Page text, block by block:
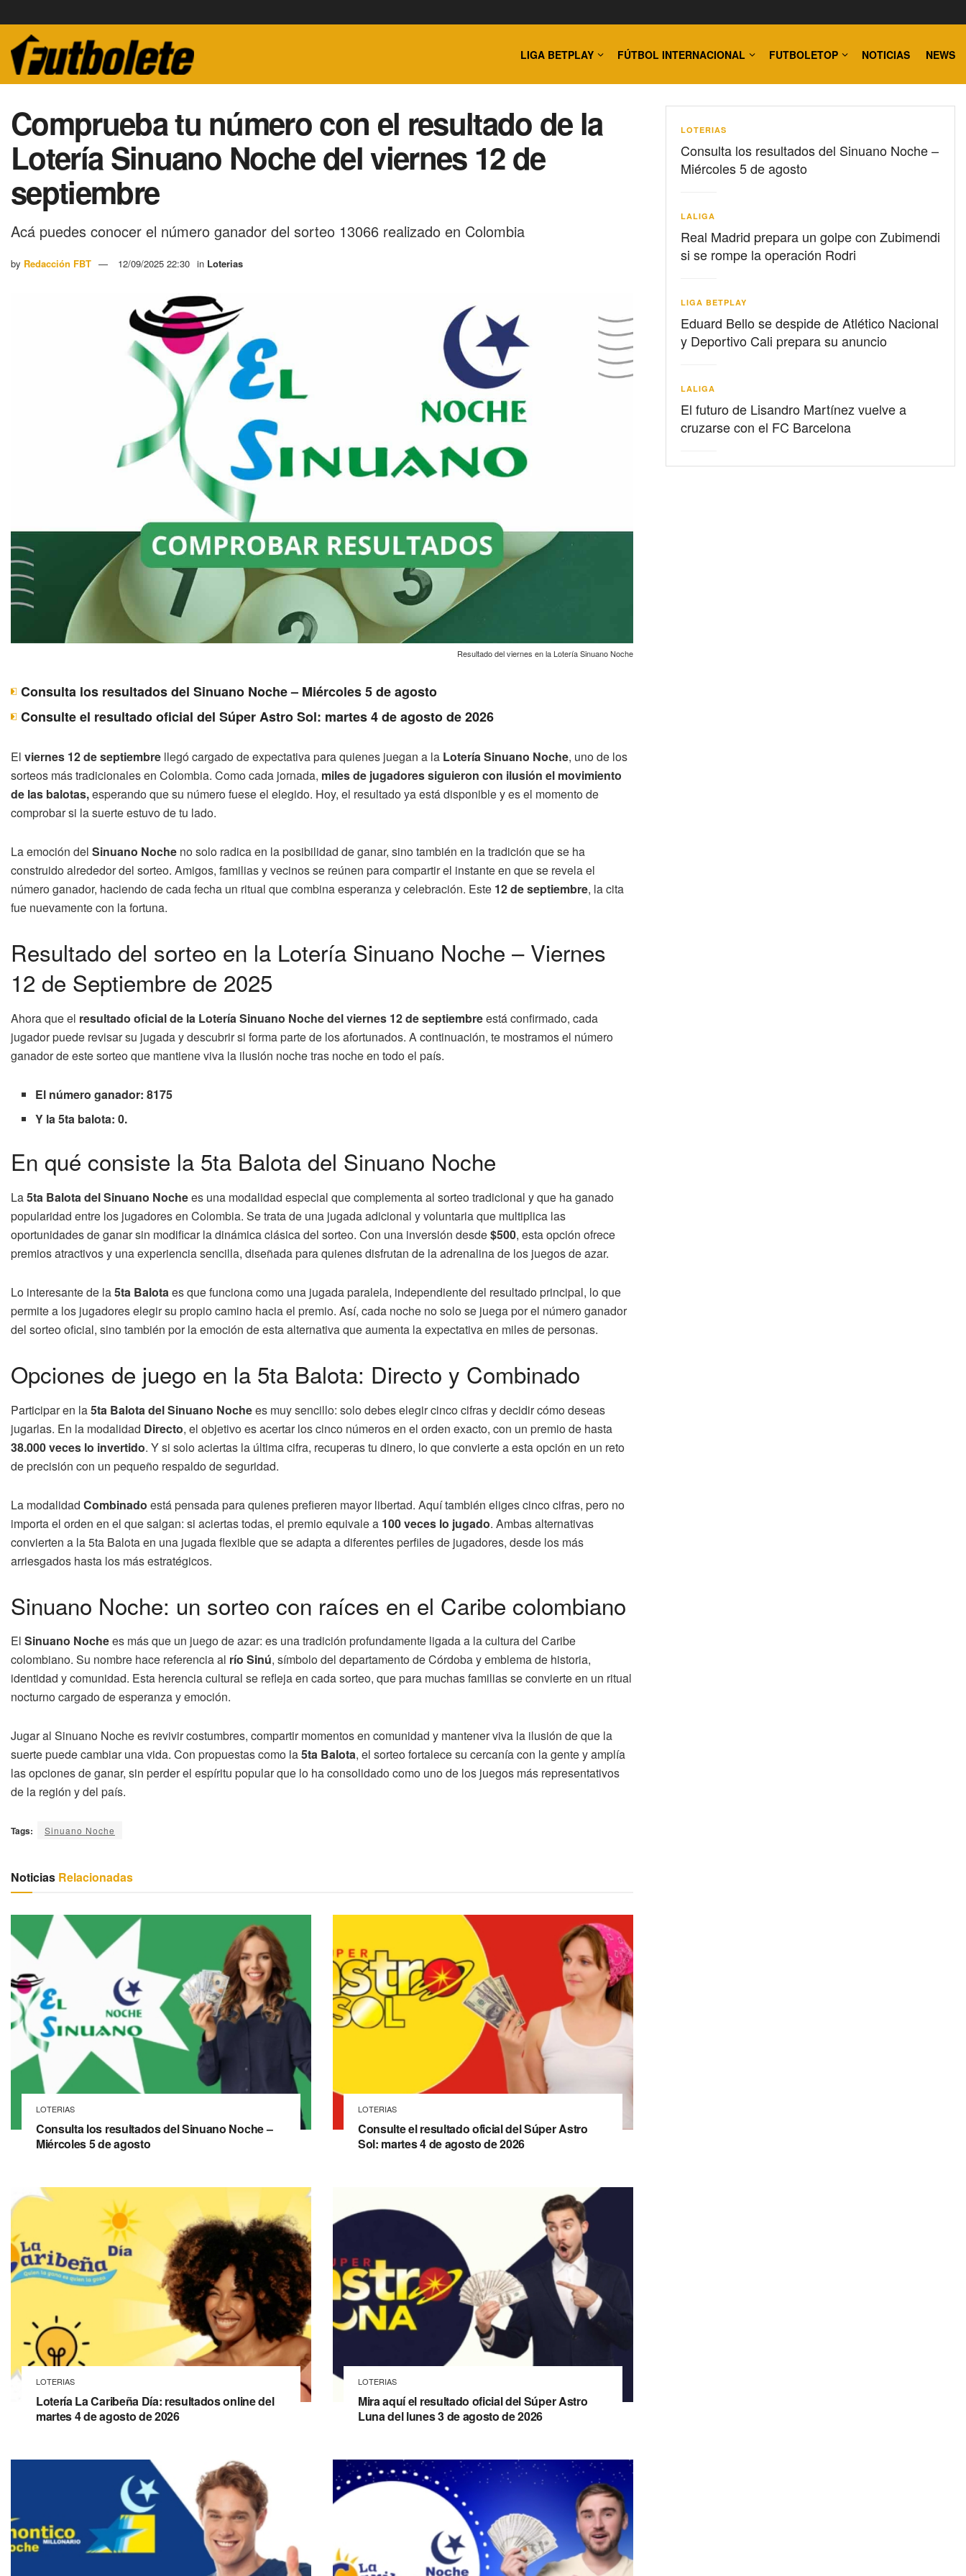
LIGA BETPLAY FÚTBOL INTERNACIONAL FUTBOLETOP NOTICIAS NEWS
Comprueba tu número con el resultado de la
Lotería Sinuano Noche del viernes 12 de
septiembre
Acá puedes conocer el número ganador del sorteo 13066 realizado en Colombia
by Redacción FBT 12/09/2025 22:30 in Loterias
Resultado del viernes en la Lotería Sinuano Noche
Consulta los resultados del Sinuano Noche – Miércoles 5 de agosto
Consulte el resultado oficial del Súper Astro Sol: martes 4 de agosto de 2026
El viernes 12 de septiembre llegó cargado de expectativa para quienes juegan a la Lotería Sinuano Noche, uno de los
sorteos más tradicionales en Colombia. Como cada jornada, miles de jugadores siguieron con ilusión el movimiento
de las balotas,esperando que su número fuese el elegido. Hoy, el resultado ya está disponible y es el momento de
comprobar si la suerte estuvo de tu lado.
La emoción del Sinuano Noche no solo radica en la posibilidad de ganar, sino también en la tradición que se ha
construido alrededor del sorteo. Amigos, familias y vecinos se reúnen para compartir el instante en que se revela el
número ganador, haciendo de cada fecha un ritual que combina esperanza y celebración. Este 12 de septiembre, la cita
fue nuevamente con la fortuna.
Resultado del sorteo en la Lotería Sinuano Noche – Viernes
12 de Septiembre de 2025
Ahora que el resultado oficial de la Lotería Sinuano Noche del viernes 12 de septiembreestá confirmado, cada
jugador puede revisar su jugada y descubrir si forma parte de los afortunados. A continuación, te mostramos el número
ganador de este sorteo que mantiene viva la ilusión noche tras noche en todo el país.
El número ganador: 8175
Y la 5ta balota: 0.
En qué consiste la 5ta Balota del Sinuano Noche
La5ta Balota del Sinuano Nochees una modalidad especial que complementa al sorteo tradicional y que ha ganado
popularidad entre los jugadores en Colombia. Se trata de una jugada adicional y voluntaria que multiplica las
oportunidades de ganar sin modificar la dinámica clásica del sorteo. Con una inversión desde$500, esta opción ofrece
premios atractivos y una experiencia sencilla, diseñada para quienes disfrutan de la adrenalina de los juegos de azar.
Lo interesante de la5ta Balotaes que funciona como una jugada paralela, independiente del resultado principal, lo que
permite a los jugadores elegir su propio camino hacia el premio. Así, cada noche no solo se juega por el número ganador
del sorteo oficial, sino también por la emoción de esta alternativa que aumenta la expectativa en miles de personas.
Opciones de juego en la 5ta Balota: Directo y Combinado
Participar en la5ta Balota del Sinuano Nochees muy sencillo: solo debes elegir cinco cifras y decidir cómo deseas
jugarlas. En la modalidad Directo, el objetivo es acertar los cinco números en el orden exacto, con un premio de hasta
38.000 veces lo invertido. Y si solo aciertas la última cifra, recuperas tu dinero, lo que convierte a esta opción en un reto
de precisión con un pequeño respaldo de seguridad.
La modalidad Combinado está pensada para quienes prefieren mayor libertad. Aquí también eliges cinco cifras, pero no
importa el orden en el que salgan: si aciertas todas, el premio equivale a 100 veces lo jugado. Ambas alternativas
convierten a la 5ta Balota en una jugada flexible que se adapta a diferentes perfiles de jugadores, desde los más
arriesgados hasta los más estratégicos.
Sinuano Noche: un sorteo con raíces en el Caribe colombiano
El Sinuano Nochees más que un juego de azar: es una tradición profundamente ligada a la cultura del Caribe
colombiano. Su nombre hace referencia al río Sinú, símbolo del departamento de Córdoba y emblema de historia,
identidad y comunidad. Esta herencia cultural se refleja en cada sorteo, que para muchas familias se convierte en un ritual
nocturno cargado de esperanza y emoción.
Jugar al Sinuano Noche es revivir costumbres, compartir momentos en comunidad y mantener viva la ilusión de que la
suerte puede cambiar una vida. Con propuestas como la5ta Balota, el sorteo fortalece su cercanía con la gente y amplía
las opciones de ganar, sin perder el espíritu popular que lo ha consolidado como uno de los juegos más representativos
de la región y del país.
Tags: Sinuano Noche
Noticias Relacionadas
LOTERIAS
Consulta los resultados del Sinuano Noche –
Miércoles 5 de agosto
LOTERIAS
Consulte el resultado oficial del Súper Astro
Sol: martes 4 de agosto de 2026
LOTERIAS
Lotería La Caribeña Día: resultados online del
martes 4 de agosto de 2026
LOTERIAS
Mira aquí el resultado oficial del Súper Astro
Luna del lunes 3 de agosto de 2026
LOTERIAS
Consulta los resultados del Sinuano Noche –
Miércoles 5 de agosto
LALIGA
Real Madrid prepara un golpe con Zubimendi
si se rompe la operación Rodri
LIGA BETPLAY
Eduard Bello se despide de Atlético Nacional
y Deportivo Cali prepara su anuncio
LALIGA
El futuro de Lisandro Martínez vuelve a
cruzarse con el FC Barcelona